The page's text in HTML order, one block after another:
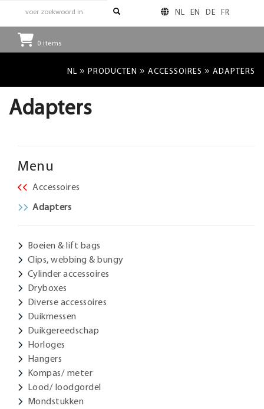
NL EN DE FR
0 items
NL » PRODUCTEN » ACCESSOIRES » ADAPTERS
Adapters
Menu
Accessoires
Adapters
Boeien & lift bags
Clips, webbing & bungy
Cylinder accessoires
Dryboxes
Diverse accessoires
Duikmessen
Duikgereedschap
Horloges
Hangers
Kompas/ meter
Lood/ loodgordel
Mondstukken